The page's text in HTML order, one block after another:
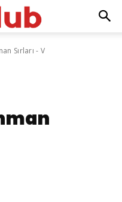
Sırları - V